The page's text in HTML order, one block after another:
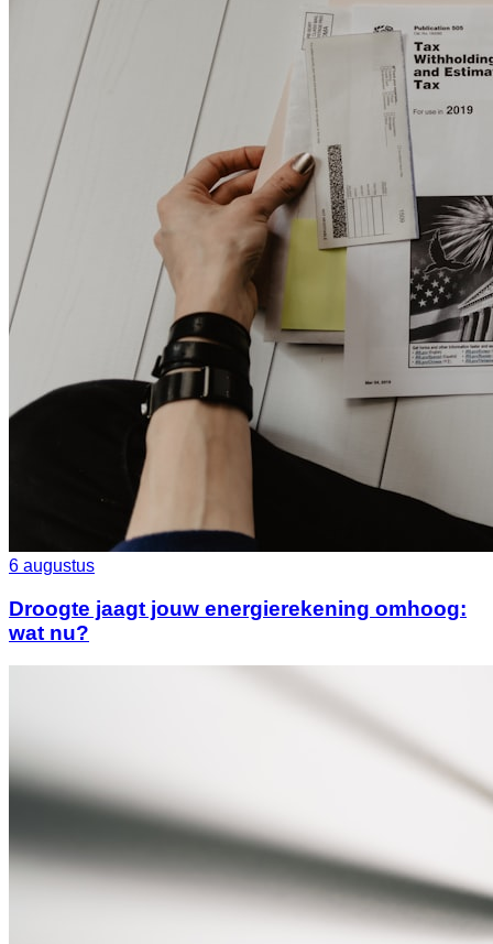
6 augustus
Droogte jaagt jouw energierekening omhoog:
wat nu?